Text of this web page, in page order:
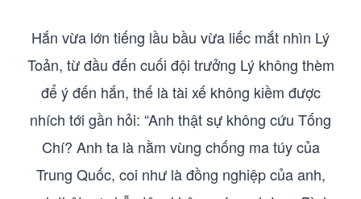
Hắn vừa lớn tiếng lầu bầu vừa liếc mắt nhìn Lý
Toản, từ đầu đến cuối đội trưởng Lý không thèm
để ý đến hắn, thế là tài xế không kiềm được
nhích tới gần hỏi: “Anh thật sự không cứu Tống
Chí? Anh ta là nằm vùng chống ma túy của
Trung Quốc, coi như là đồng nghiệp của anh,